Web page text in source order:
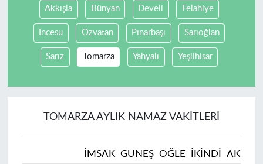
Akkışla Bünyan Develi Felahiye
İncesu Özvatan Pınarbaşı Sarıoğlan
Sarız Tomarza Yahyalı Yeşilhisar
TOMARZA AYLIK NAMAZ VAKITLERI
İMSAK GÜNEŞ ÖĞLE İKINDI
AKŞAM